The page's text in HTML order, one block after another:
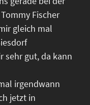
Fischer
gleich mal
sehr gut, da kann
irgendwann
jetzt in